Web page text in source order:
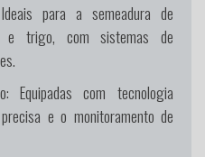
Ideais para a semeadura de
e trigo, com sistemas de
Equipadas com tecnologia
e o monitoramento de